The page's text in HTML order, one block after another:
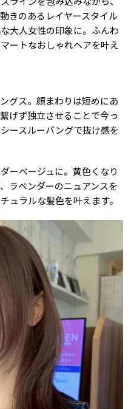
きのあるレイヤースタイル
大人女性の印象に。ふんわ
ートなおしゃれヘアを叶え
グス。顔まわりは短めにあ
げず独立させることで今っ
ースルーバングで抜け感を
ーベージュに。黄色くなり
ラベンダーのニュアンスを
ュラルな髪色を叶えます。